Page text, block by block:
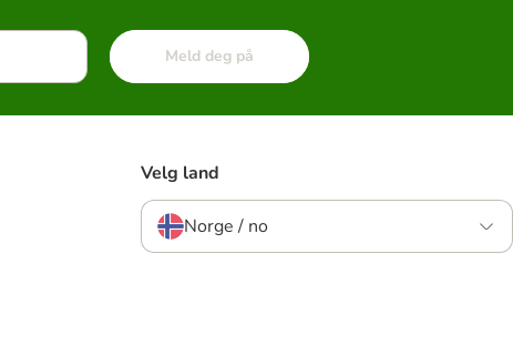
Meld deg på
Velg land
Norge / no